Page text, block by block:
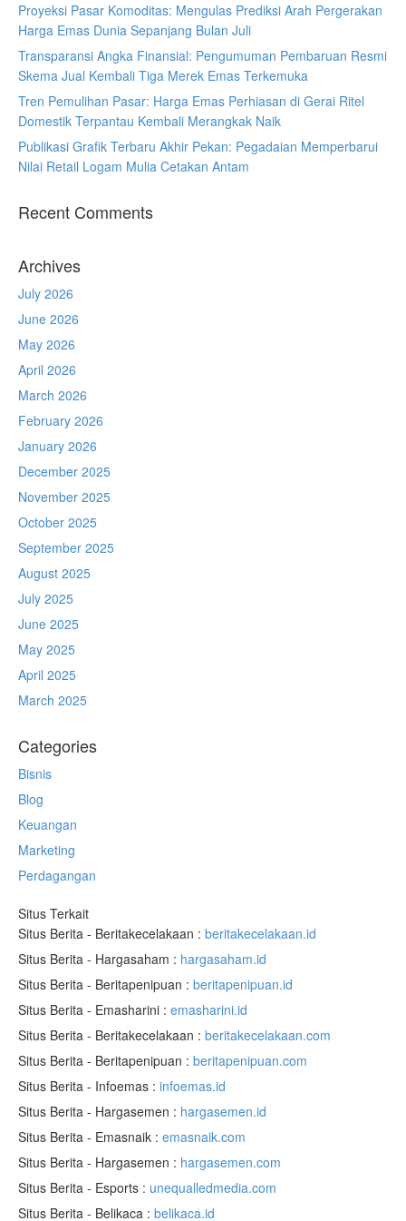
Proyeksi Pasar Komoditas: Mengulas Prediksi Arah Pergerakan
Harga Emas Dunia Sepanjang Bulan Juli
Transparansi Angka Finansial: Pengumuman Pembaruan Resmi
Skema Jual Kembali Tiga Merek Emas Terkemuka
Tren Pemulihan Pasar: Harga Emas Perhiasan di Gerai Ritel
Domestik Terpantau Kembali Merangkak Naik
Publikasi Grafik Terbaru Akhir Pekan: Pegadaian Memperbarui
Nilai Retail Logam Mulia Cetakan Antam
Recent Comments
Archives
July 2026
June 2026
May 2026
April 2026
March 2026
February 2026
January 2026
December 2025
November 2025
October 2025
September 2025
August 2025
July 2025
June 2025
May 2025
April 2025
March 2025
Categories
Bisnis
Blog
Keuangan
Marketing
Perdagangan
Situs Terkait
Situs Berita - Beritakecelakaan : beritakecelakaan.id
Situs Berita - Hargasaham : hargasaham.id
Situs Berita - Beritapenipuan : beritapenipuan.id
Situs Berita - Emasharini : emasharini.id
Situs Berita - Beritakecelakaan : beritakecelakaan.com
Situs Berita - Beritapenipuan : beritapenipuan.com
Situs Berita - Infoemas : infoemas.id
Situs Berita - Hargasemen : hargasemen.id
Situs Berita - Emasnaik : emasnaik.com
Situs Berita - Hargasemen : hargasemen.com
Situs Berita - Esports : unequalledmedia.com
Situs Berita - Belikaca : belikaca.id